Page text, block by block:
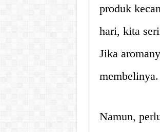
produk
hari, kita
Jika
membelinya.
Namun,